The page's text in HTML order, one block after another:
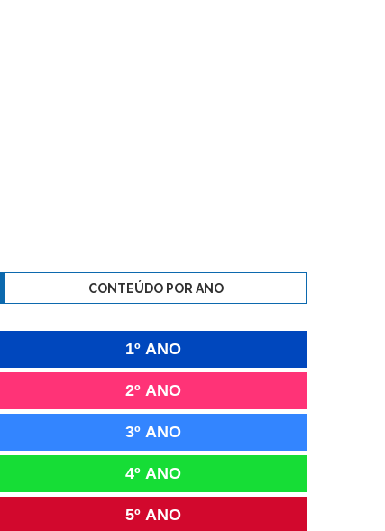
CONTEÚDO POR ANO
1º ANO
2º ANO
3º ANO
4º ANO
5º ANO